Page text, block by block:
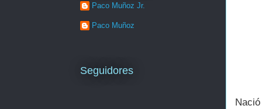
Paco Muñoz Jr.
Paco Muñoz
Seguidores